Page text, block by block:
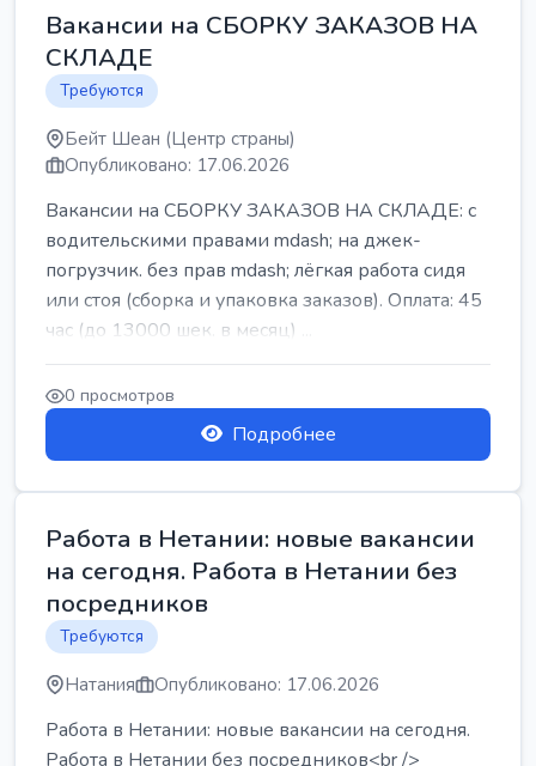
Вакансии на СБОРКУ ЗАКАЗОВ НА
СКЛАДЕ
Требуются
Бейт Шеан (Центр страны)
Опубликовано: 17.06.2026
Вакансии на СБОРКУ ЗАКАЗОВ НА СКЛАДЕ: с
водительскими правами mdash; на джек-
погрузчик. без прав mdash; лёгкая работа сидя
или стоя (сборка и упаковка заказов). Оплата: 45
час (до 13000 шек. в месяц) ...
0 просмотров
Подробнее
Работа в Нетании: новые вакансии
на сегодня. Работа в Нетании без
посредников
Требуются
Натания Опубликовано: 17.06.2026
Работа в Нетании: новые вакансии на сегодня.
Работа в Нетании без посредников<br />